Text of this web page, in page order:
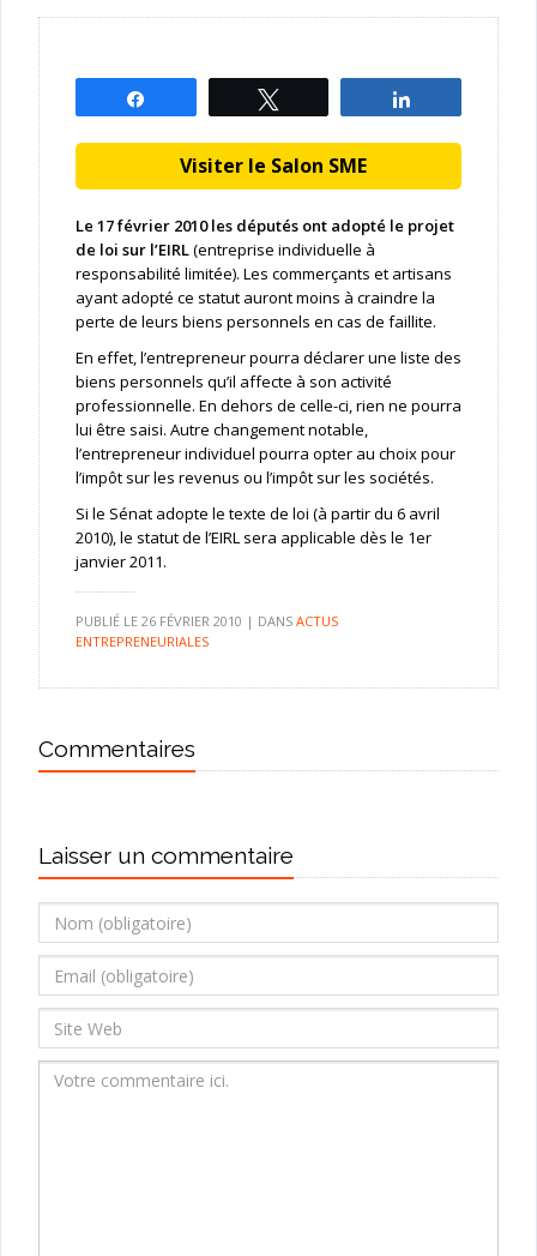
Visiter le Salon SME
Le 17 février 2010 les députés ont adopté le projet
de loi sur l’EIRL(entreprise individuelle à
responsabilité limitée). Les commerçants et artisans
ayant adopté ce statut auront moins à craindre la
perte de leurs biens personnels en cas de faillite.
En effet, l’entrepreneur pourra déclarer une liste des
biens personnels qu’il affecte à son activité
professionnelle. En dehors de celle-ci, rien ne pourra
lui être saisi. Autre changement notable,
l’entrepreneur individuel pourra opter au choix pour
l’impôt sur les revenus ou l’impôt sur les sociétés.
Si le Sénat adopte le texte de loi (à partir du 6 avril
2010), le statut de l’EIRL sera applicable dès le 1er
janvier 2011.
PUBLIÉ LE 26 FÉVRIER 2010 | DANS ACTUS
ENTREPRENEURIALES
Commentaires
Laisser un commentaire